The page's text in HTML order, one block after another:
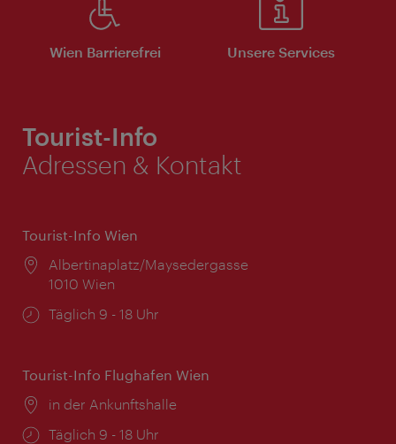
Wien Barrierefrei Unsere Services
Tourist-Info
Adressen & Kontakt
Tourist-Info Wien
Ort:
Albertinaplatz/Maysedergasse
1010 Wien
Öffnungszeiten:
Täglich 9 - 18 Uhr
Tourist-Info Flughafen Wien
Ort:
in der Ankunftshalle
Öffnungszeiten:
Täglich 9 - 18 Uhr